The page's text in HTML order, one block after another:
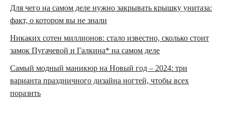
Для чего на самом деле нужно закрывать крышку унитаза:
факт, о котором вы не знали
Никаких сотен миллионов: стало известно, сколько стоит
замок Пугачевой и Галкина* на самом деле
Самый модный маникюр на Новый год – 2024: три
варианта праздничного дизайна ногтей, чтобы всех
поразить